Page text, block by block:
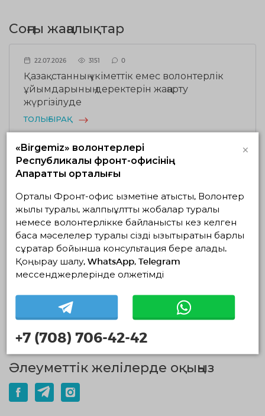
Соңғы жаңалықтар
22.07.2026 3151 0
Қазақстанның үкіметтік емес волонтерлік
ұйымдарының деректерін жаңарту
жүргізілуде
ТОЛЫҒЫРАҚ
17.07.2026 1941
қаласының Әлеуметтік жұмыс
департаментінің делегациясымен кездесу
өтті
ТОЛЫҒЫРАҚ
СҚО-да 10 мыңнан астам волонтер бар
Әлеуметтік желілерде оқыңыз
«Birgemiz» волонтерлері
Республикалық фронт-офисінің
Ақпараттық орталығы
×
Орталық Фронт-офис қызметіне қатысты, Волонтер
жылы туралы, жалпыұлттық жобалар туралы
немесе волонтерлікке байланысты кез келген
басқа мәселелер туралы сізді қызықтыратын барлық
сұрақтар бойынша консультация бере алады.
Қоңырау шалу, WhatsApp, Telegram
мессенджерлерінде қолжетімді
+7 (708) 706-42-42